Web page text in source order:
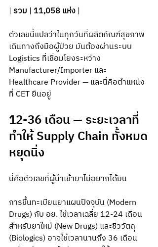
| รวม | 11,058 แห่ง |
ตัวเลขนี้แปลว่าในทุกวันที่ผลิตภัณฑ์สุขภาพ
เดินทางถึงมือผู้ป่วย มันต้องผ่านระบบ
Logistics ที่เชื่อมโยงระหว่าง
Manufacturer/Importer และ
Healthcare Provider — และนี่คือตำแหน่ง
ที่ CET ยืนอยู่
12-36 เดือน — ระยะเวลาที่
ทำให้ Supply Chain ทั้งหมด
หยุดนิ่ง
นี่คือตัวเลขที่ผู้นำเข้ายาไม่อยากได้ยิน
การขึ้นทะเบียนยาแผนปัจจุบัน (Modern
Drugs) กับ อย. ใช้เวลาเฉลี่ย 12-24 เดือน
สำหรับยาใหม่ (New Drugs) และชีววัตถุ
(Biologics) อาจใช้เวลานานถึง 36 เดือน